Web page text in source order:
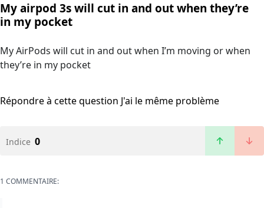
My airpod 3s will cut in and out when they’re
in my pocket
My AirPods will cut in and out when I’m moving or when
they’re in my pocket
Répondre à cette question J'ai le même problème
Indice 0
1 COMMENTAIRE: